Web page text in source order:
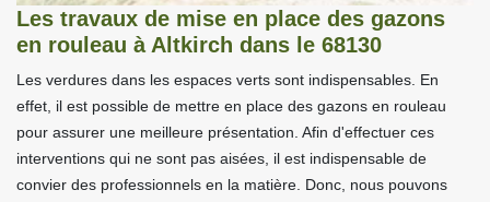
Les travaux de mise en place des gazons
en rouleau à Altkirch dans le 68130
Les verdures dans les espaces verts sont indispensables. En
effet, il est possible de mettre en place des gazons en rouleau
pour assurer une meilleure présentation. Afin d'effectuer ces
interventions qui ne sont pas aisées, il est indispensable de
convier des professionnels en la matière. Donc, nous pouvons